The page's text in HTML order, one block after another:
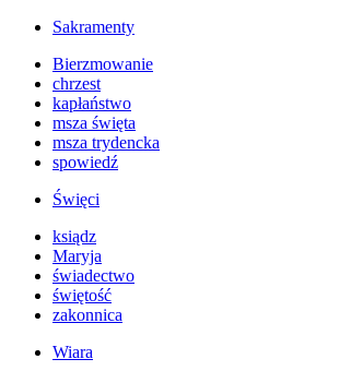
Sakramenty
Bierzmowanie
chrzest
kapłaństwo
msza święta
msza trydencka
spowiedź
Święci
ksiądz
Maryja
świadectwo
świętość
zakonnica
Wiara